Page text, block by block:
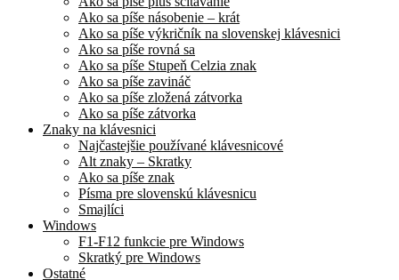
Ako sa píše násobenie – krát
Ako sa píše výkričník na slovenskej klávesnici
Ako sa píše rovná sa
Ako sa píše Stupeň Celzia znak
Ako sa píše zavináč
Ako sa píše zložená zátvorka
Ako sa píše zátvorka
Znaky na klávesnici
Najčastejšie používané klávesnicové
Alt znaky – Skratky
Ako sa píše znak
Písma pre slovenskú klávesnicu
Smajlíci
Windows
F1-F12 funkcie pre Windows
Skratký pre Windows
Ostatné